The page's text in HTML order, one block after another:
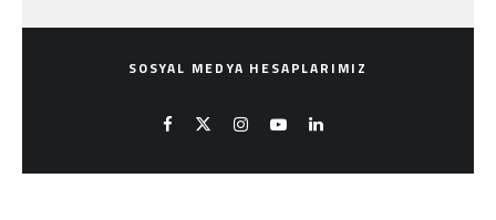
SOSYAL MEDYA HESAPLARIMIZ